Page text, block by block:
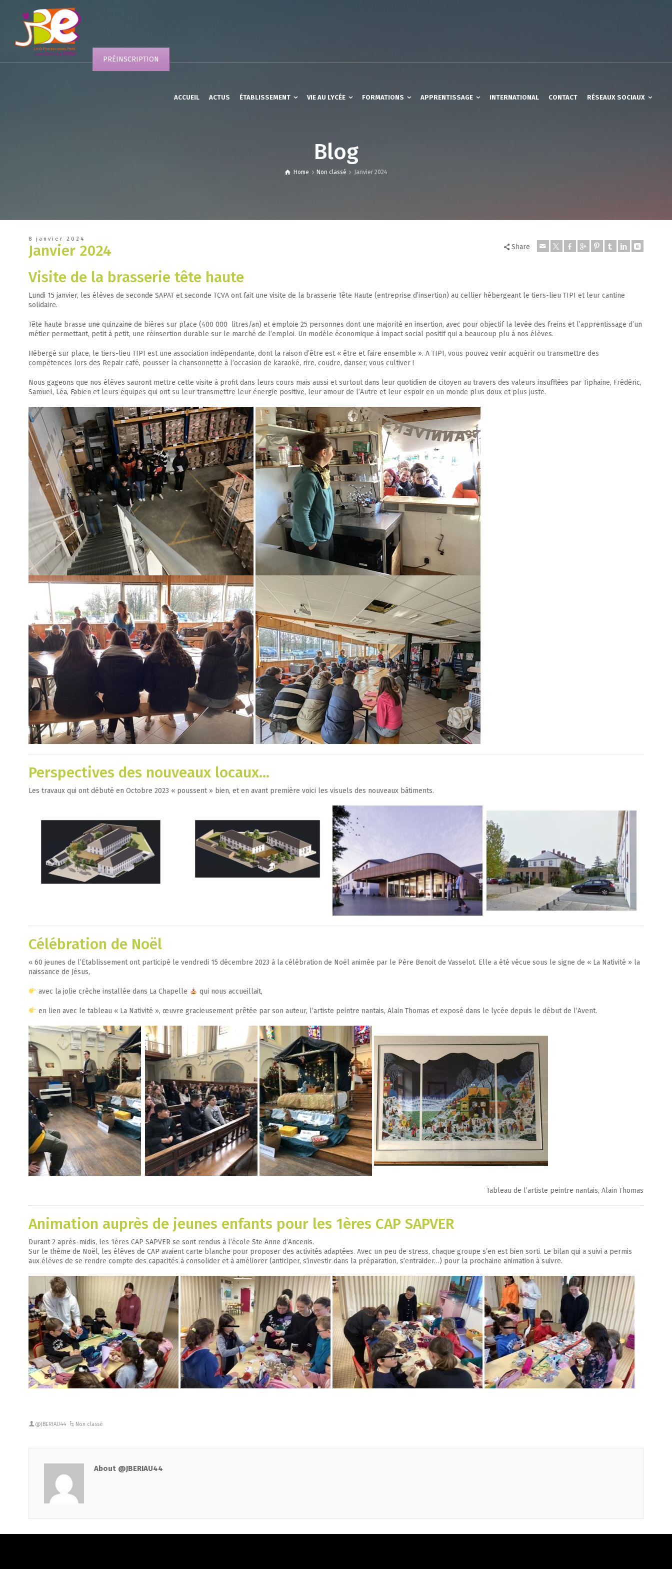
PRÉINSCRIPTION
ACCUEIL ACTUS ÉTABLISSEMENT VIE AU LYCÉE FORMATIONS APPRENTISSAGE INTERNATIONAL CONTACT RÉSEAUX SOCIAUX
Blog
Home Non classé Janvier 2024
8 janvier 2024
Janvier 2024 Share
Visite de la brasserie tête haute
Lundi 15 janvier, les élèves de seconde SAPAT et seconde TCVA ont fait une visite de la brasserie Tête Haute (entreprise d’insertion) au cellier hébergeant le tiers-lieu TIPI et leur cantine
solidaire.
Tête haute brasse une quinzaine de bières sur place (400 000 litres/an) et emploie 25 personnes dont une majorité en insertion, avec pour objectif la levée des freins et l’apprentissage d’un
métier permettant, petit à petit, une réinsertion durable sur le marché de l’emploi. Un modèle économique à impact social positif qui a beaucoup plu à nos élèves.
Hébergé sur place, le tiers-lieu TIPI est une association indépendante, dont la raison d’être est « être et faire ensemble ». A TIPI, vous pouvez venir acquérir ou transmettre des
compétences lors des Repair café, pousser la chansonnette à l’occasion de karaoké, rire, coudre, danser, vous cultiver !
Nous gageons que nos élèves sauront mettre cette visite à profit dans leurs cours mais aussi et surtout dans leur quotidien de citoyen au travers des valeurs insufflées par Tiphaine, Frédéric,
Samuel, Léa, Fabien et leurs équipes qui ont su leur transmettre leur énergie positive, leur amour de l’Autre et leur espoir en un monde plus doux et plus juste.
Perspectives des nouveaux locaux…
Les travaux qui ont débuté en Octobre 2023 « poussent » bien, et en avant première voici les visuels des nouveaux bâtiments.
Célébration de Noël
« 60 jeunes de l’Etablissement ont participé le vendredi 15 décembre 2023 à la célébration de Noël animée par le Père Benoit de Vasselot. Elle a été vécue sous le signe de « La Nativité » la
naissance de Jésus,
avec la jolie crèche installée dans La Chapelle qui nous accueillait,
en lien avec le tableau « La Nativité », œuvre gracieusement prêtée par son auteur, l’artiste peintre nantais, Alain Thomas et exposé dans le lycée depuis le début de l’Avent.
Tableau de l’artiste peintre nantais, Alain Thomas
Animation auprès de jeunes enfants pour les 1ères CAP SAPVER
Durant 2 après-midis, les 1ères CAP SAPVER se sont rendus à l’école Ste Anne d’Ancenis.
Sur le thème de Noël, les élèves de CAP avaient carte blanche pour proposer des activités adaptées. Avec un peu de stress, chaque groupe s’en est bien sorti. Le bilan qui a suivi a permis
aux élèves de se rendre compte des capacités à consolider et à améliorer (anticiper, s’investir dans la préparation, s’entraider…) pour la prochaine animation à suivre.
@JBERIAU44 Non classé
About @JBERIAU44